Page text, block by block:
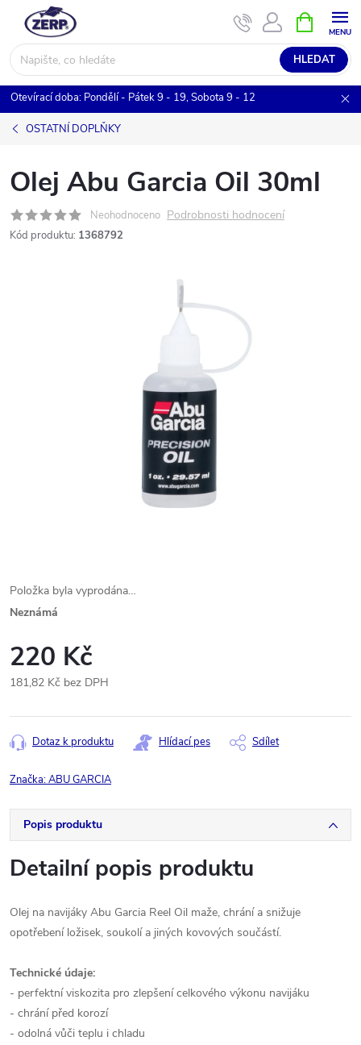
obsah
HLEDAT
NÁKUPNÍ
KOŠÍK
Otevírací doba: Pondělí - Pátek 9 - 19, Sobota 9 - 12
OSTATNÍ DOPLŇKY
Olej Abu Garcia Oil 30ml
Neohodnoceno Podrobnosti hodnocení
Kód produktu: 1368792
Položka byla vyprodána…
Neznámá
220 Kč
181,82 Kč bez DPH
cena:
Dotaz k produktu Hlídací pes Sdílet
Značka:ABU GARCIA
Popis produktu
Detailní popis produktu
Olej na navijáky Abu Garcia Reel Oil maže, chrání a snižuje
opotřebení ložisek, soukolí a jiných kovových součástí.
Technické údaje:
- perfektní viskozita pro zlepšení celkového výkonu navijáku
- chrání před korozí
- odolná vůči teplu i chladu